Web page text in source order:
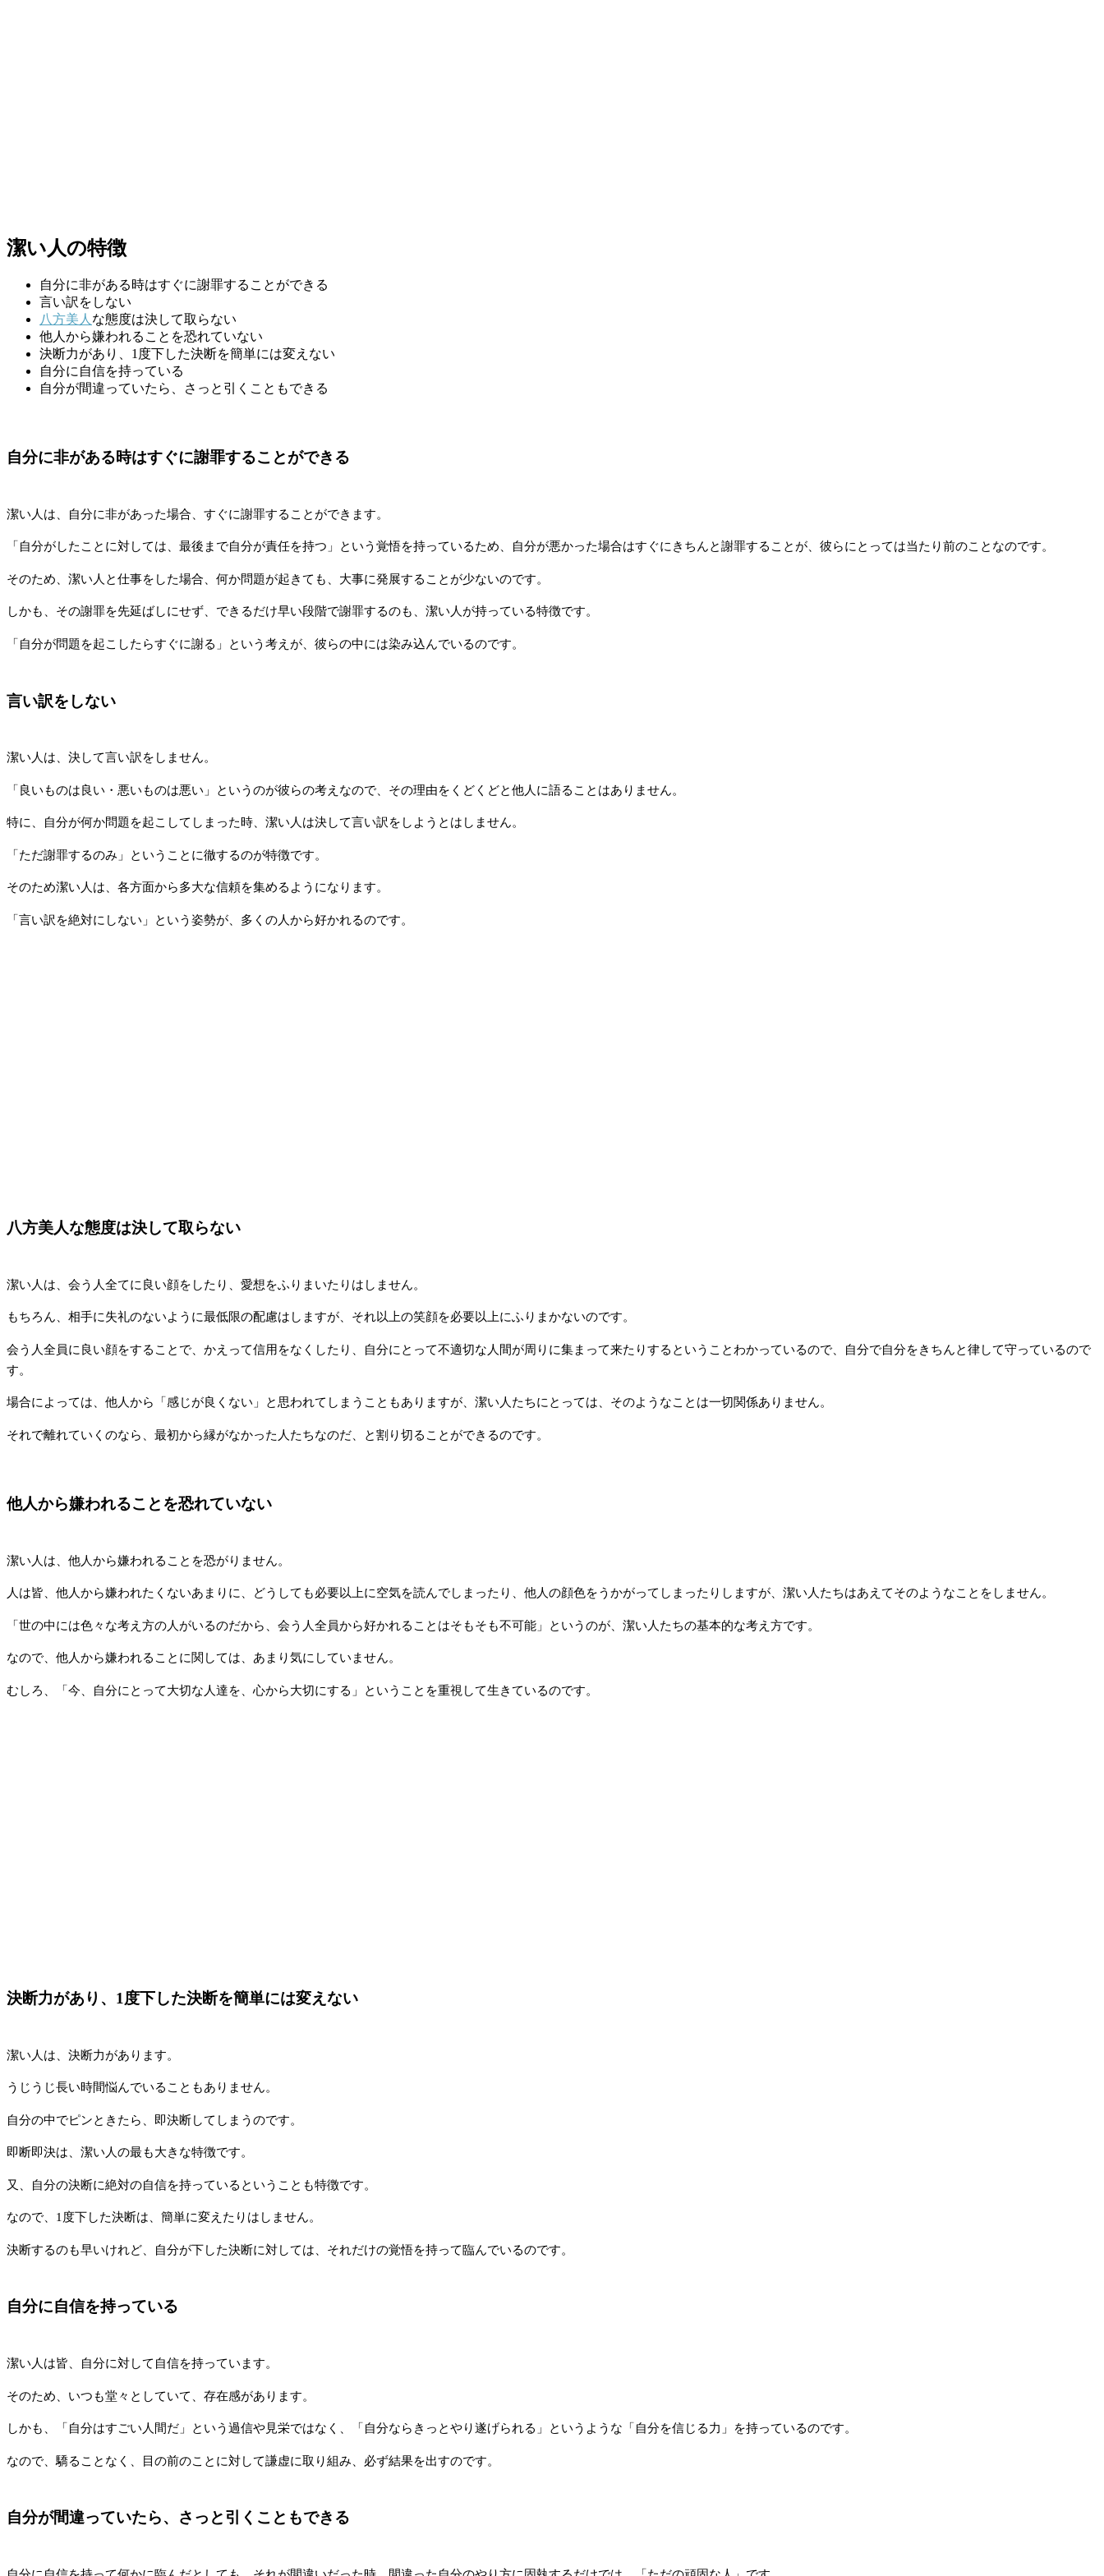
潔い人の特徴
自分に非がある時はすぐに謝罪することができる
言い訳をしない
八方美人 な態度は決して取らない
他人から嫌われることを恐れていない
決断力があり、1度下した決断を簡単には変えない
自分に自信を持っている
自分が間違っていたら、さっと引くこともできる
自分に非がある時はすぐに謝罪することができる
潔い人は、自分に非があった場合、すぐに謝罪することができます。
「自分がしたことに対しては、最後まで自分が責任を持つ」という覚悟を持っているため、自分が悪かった場合はすぐにきちんと謝罪することが、彼らにとっては当たり前のことなのです。
そのため、潔い人と仕事をした場合、何か問題が起きても、大事に発展することが少ないのです。
しかも、その謝罪を先延ばしにせず、できるだけ早い段階で謝罪するのも、潔い人が持っている特徴です。
「自分が問題を起こしたらすぐに謝る」という考えが、彼らの中には染み込んでいるのです。
言い訳をしない
潔い人は、決して言い訳をしません。
「良いものは良い・悪いものは悪い」というのが彼らの考えなので、その理由をくどくどと他人に語ることはありません。
特に、自分が何か問題を起こしてしまった時、潔い人は決して言い訳をしようとはしません。
「ただ謝罪するのみ」ということに徹するのが特徴です。
そのため潔い人は、各方面から多大な信頼を集めるようになります。
「言い訳を絶対にしない」という姿勢が、多くの人から好かれるのです。
八方美人な態度は決して取らない
潔い人は、会う人全てに良い顔をしたり、愛想をふりまいたりはしません。
もちろん、相手に失礼のないように最低限の配慮はしますが、それ以上の笑顔を必要以上にふりまかないのです。
会う人全員に良い顔をすることで、かえって信用をなくしたり、自分にとって不適切な人間が周りに集まって来たりするということわかっているので、自分で自分をきちんと律して守っているので
す。
場合によっては、他人から「感じが良くない」と思われてしまうこともありますが、潔い人たちにとっては、そのようなことは一切関係ありません。
それで離れていくのなら、最初から縁がなかった人たちなのだ、と割り切ることができるのです。
他人から嫌われることを恐れていない
潔い人は、他人から嫌われることを恐がりません。
人は皆、他人から嫌われたくないあまりに、どうしても必要以上に空気を読んでしまったり、他人の顔色をうかがってしまったりしますが、潔い人たちはあえてそのようなことをしません。
「世の中には色々な考え方の人がいるのだから、会う人全員から好かれることはそもそも不可能」というのが、潔い人たちの基本的な考え方です。
なので、他人から嫌われることに関しては、あまり気にしていません。
むしろ、「今、自分にとって大切な人達を、心から大切にする」ということを重視して生きているのです。
決断力があり、1度下した決断を簡単には変えない
潔い人は、決断力があります。
うじうじ長い時間悩んでいることもありません。
自分の中でピンときたら、即決断してしまうのです。
即断即決は、潔い人の最も大きな特徴です。
又、自分の決断に絶対の自信を持っているということも特徴です。
なので、1度下した決断は、簡単に変えたりはしません。
決断するのも早いけれど、自分が下した決断に対しては、それだけの覚悟を持って臨んでいるのです。
自分に自信を持っている
潔い人は皆、自分に対して自信を持っています。
そのため、いつも堂々としていて、存在感があります。
しかも、「自分はすごい人間だ」という過信や見栄ではなく、「自分ならきっとやり遂げられる」というような「自分を信じる力」を持っているのです。
なので、驕ることなく、目の前のことに対して謙虚に取り組み、必ず結果を出すのです。
自分が間違っていたら、さっと引くこともできる